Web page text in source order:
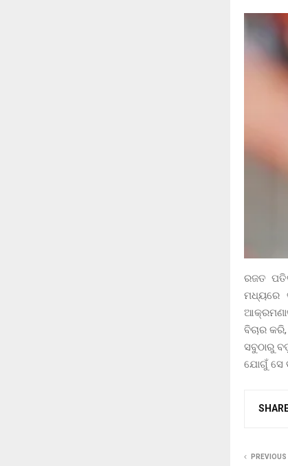
ରଜତ
ମଧ୍ୟରେ
ବିଚାର
ସବୁଠାରୁ
ଯୋଗୁଁ ସେ